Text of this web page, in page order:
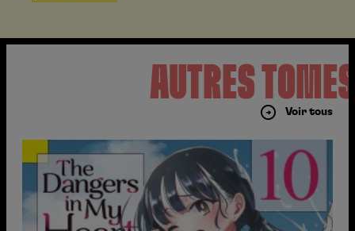
AUTRES
Voir tous